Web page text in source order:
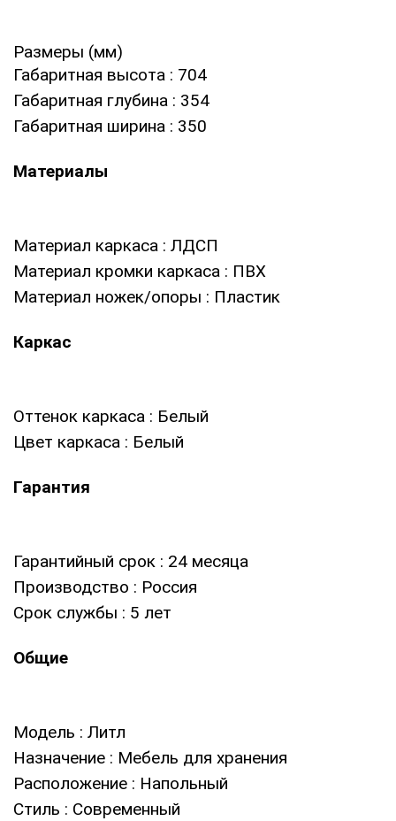
Размеры (мм)
Габаритная высота : 704
Габаритная глубина : 354
Габаритная ширина : 350
Материалы
Материал каркаса : ЛДСП
Материал кромки каркаса : ПВХ
Материал ножек/опоры : Пластик
Каркас
Оттенок каркаса : Белый
Цвет каркаса : Белый
Гарантия
Гарантийный срок : 24 месяца
Производство : Россия
Срок службы : 5 лет
Общие
Модель : Литл
Назначение : Мебель для хранения
Расположение : Напольный
Стиль : Современный